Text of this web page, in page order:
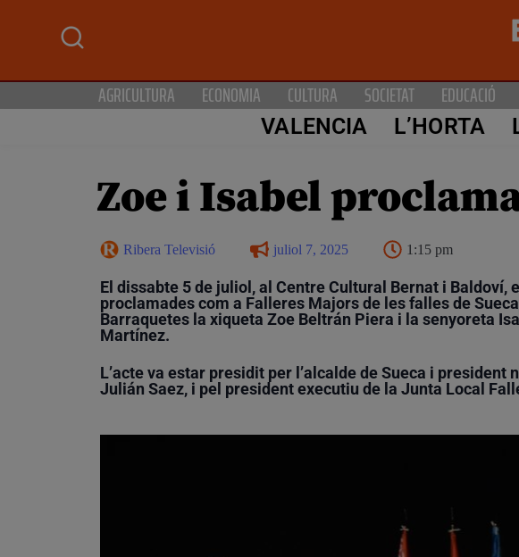
AGRICULTURA ECONOMIA CULTURA SOCIETAT EDUCACIÓ
VALENCIA L’HORTA
Zoe i Isabel
Ribera Televisió juliol 7, 2025 1:15 pm
El dissabte 5 de juliol, al Centre Cultural Bernat i Baldoví,
proclamades com a Falleres Majors de les falles de
Barraquetes la xiqueta Zoe Beltrán Piera i la senyoreta
Martínez.
L’acte va estar presidit per l’alcalde de Sueca i president
Julián Saez, i pel president executiu de la Junta Local